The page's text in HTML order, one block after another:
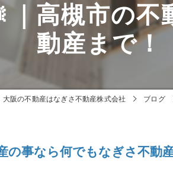
｜高槻市の
動産まで！
大阪の不動産はなぎさ不動産株式会社 ブログ
の事なら何でもなぎさ不動